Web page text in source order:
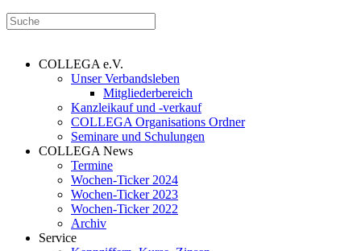
COLLEGA e.V.
Unser Verbandsleben
Mitgliederbereich
Kanzleikauf und -verkauf
COLLEGA Organisations Ordner
Seminare und Schulungen
COLLEGA News
Termine
Wochen-Ticker 2024
Wochen-Ticker 2023
Wochen-Ticker 2022
Archiv
Service